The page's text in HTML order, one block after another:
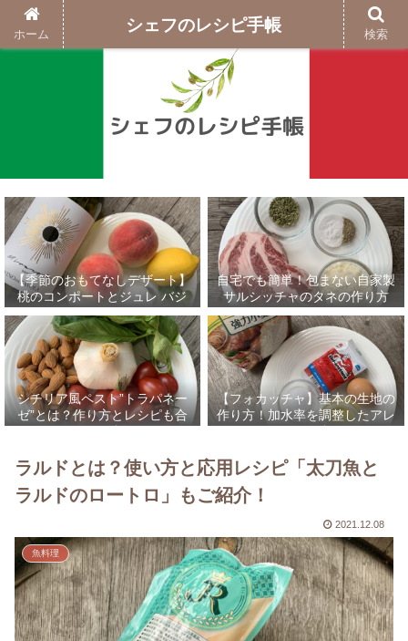
【季節のおもてなしデザート】
桃のコンポートとジュレ バジ
ルのグラニテ添え
自宅でも簡単！包まない自家製
サルシッチャのタネの作り方
シチリア風ペスト”トラパネー
ゼ”とは？作り方とレシピも合
わせて解説！
【フォカッチャ】基本の生地の
作り方！加水率を調整したアレ
ンジレシピなども合わせてご紹
ラルドとは？使い方と応用レシピ「太刀魚と
ラルドのロートロ」もご紹介！
2021.12.08
魚料理
ホーム シェフのレシピ手帳 検索